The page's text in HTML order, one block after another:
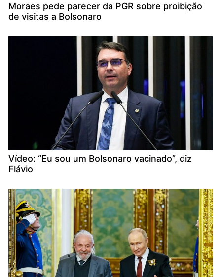
Moraes pede parecer da PGR sobre proibição
de visitas a Bolsonaro
Vídeo: “Eu sou um Bolsonaro vacinado”, diz
Flávio